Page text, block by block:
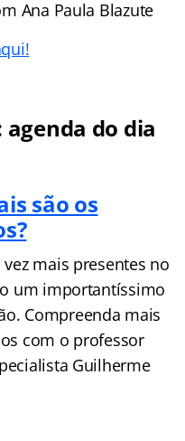
Ana Paula Blazute
agenda do dia
são os
vez mais presentes no
um importantíssimo
Compreenda mais
com o professor
Guilherme